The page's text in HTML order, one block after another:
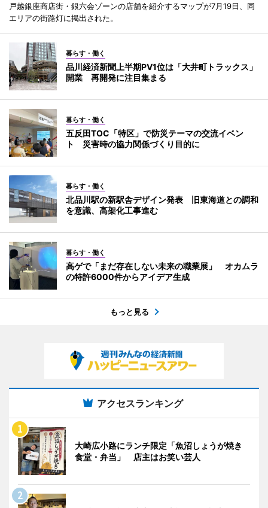
戸越銀座商店街・銀六会ゾーンの店舗を紹介するマップが7月19日、同
エリアの街路灯に掲出された。
暮らす・働く
品川経済新聞上半期PV1位は「大井町トラックス」
開業 再開発に注目集まる
暮らす・働く
五反田TOC「特区」で防災テーマの交流イベン
ト 災害時の協力関係づくり目的に
暮らす・働く
北品川駅の新駅舎デザイン発表 旧東海道との調和
を意識、高架化工事進む
暮らす・働く
高ゲで「まだ存在しない未来の職業展」 オカムラ
の特許6000件からアイデア生成
もっと見る
アクセスランキング
大崎広小路にランチ限定「魚沼しょうが焼き
食堂・弁当」 店主はお笑い芸人